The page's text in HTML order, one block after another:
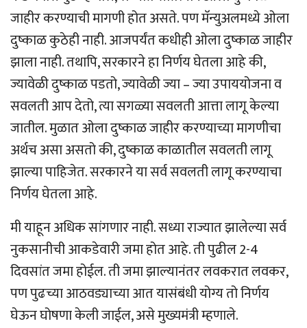
जाहीर करण्याची मागणी होत असते. पण मॅन्युअलमध्ये ओला
दुष्काळ कुठेही नाही. आजपर्यंत कधीही ओला दुष्काळ जाहीर
झाला नाही. तथापि, सरकारने हा निर्णय घेतला आहे की,
ज्यावेळी दुष्काळ पडतो, ज्यावेळी ज्या – ज्या उपाययोजना व
सवलती आप देतो, त्या सगळ्या सवलती आत्ता लागू केल्या
जातील. मुळात ओला दुष्काळ जाहीर करण्याच्या मागणीचा
अर्थच असा असतो की, दुष्काळ काळातील सवलती लागू
झाल्या पाहिजेत. सरकारने या सर्व सवलती लागू करण्याचा
निर्णय घेतला आहे.
मी याहून अधिक सांगणार नाही. सध्या राज्यात झालेल्या सर्व
नुकसानीची आकडेवारी जमा होत आहे. ती पुढील 2-4
दिवसांत जमा होईल. ती जमा झाल्यानंतर लवकरात लवकर,
पण पुढच्या आठवड्याच्या आत यासंबंधी योग्य तो निर्णय
घेऊन घोषणा केली जाईल, असे मुख्यमंत्री म्हणाले.